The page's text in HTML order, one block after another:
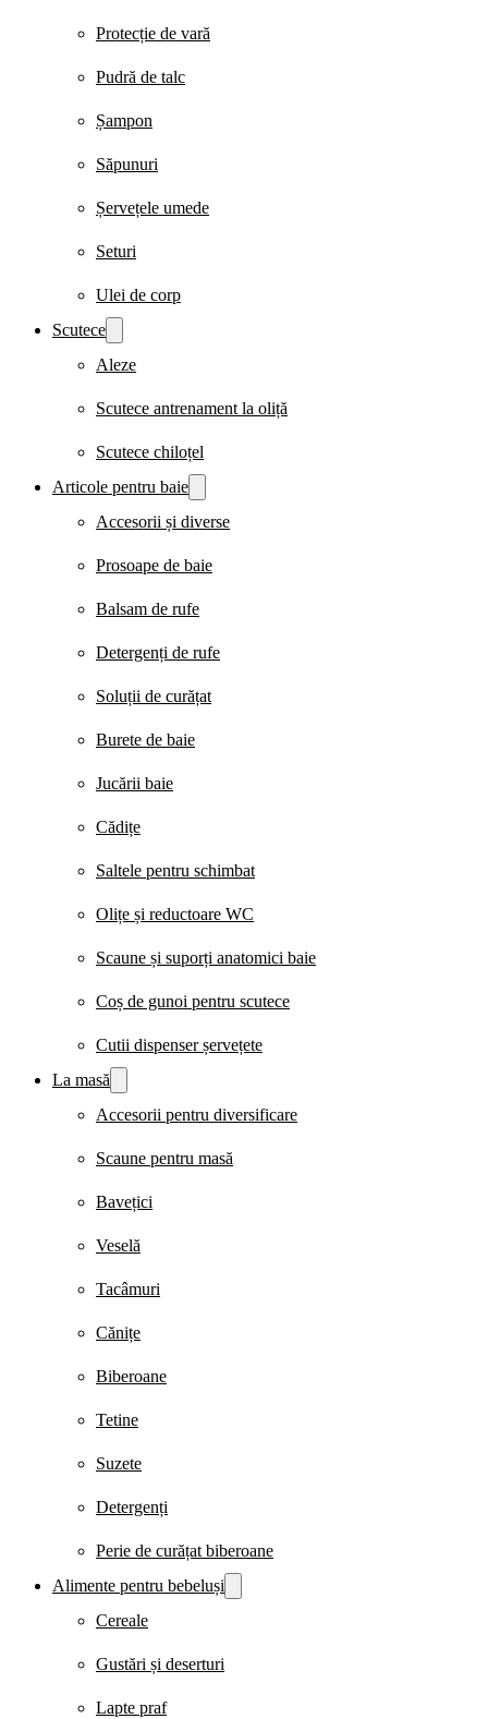
Protecție de vară
Pudră de talc
Șampon
Săpunuri
Șervețele umede
Seturi
Ulei de corp
Scutece
Aleze
Scutece antrenament la oliță
Scutece chiloțel
Articole pentru baie
Accesorii și diverse
Prosoape de baie
Balsam de rufe
Detergenți de rufe
Soluții de curățat
Burete de baie
Jucării baie
Cădițe
Saltele pentru schimbat
Olițe și reductoare WC
Scaune și suporți anatomici baie
Coș de gunoi pentru scutece
Cutii dispenser șervețete
La masă
Accesorii pentru diversificare
Scaune pentru masă
Bavețici
Veselă
Tacâmuri
Cănițe
Biberoane
Tetine
Suzete
Detergenți
Perie de curățat biberoane
Alimente pentru bebeluși
Cereale
Gustări și deserturi
Lapte praf